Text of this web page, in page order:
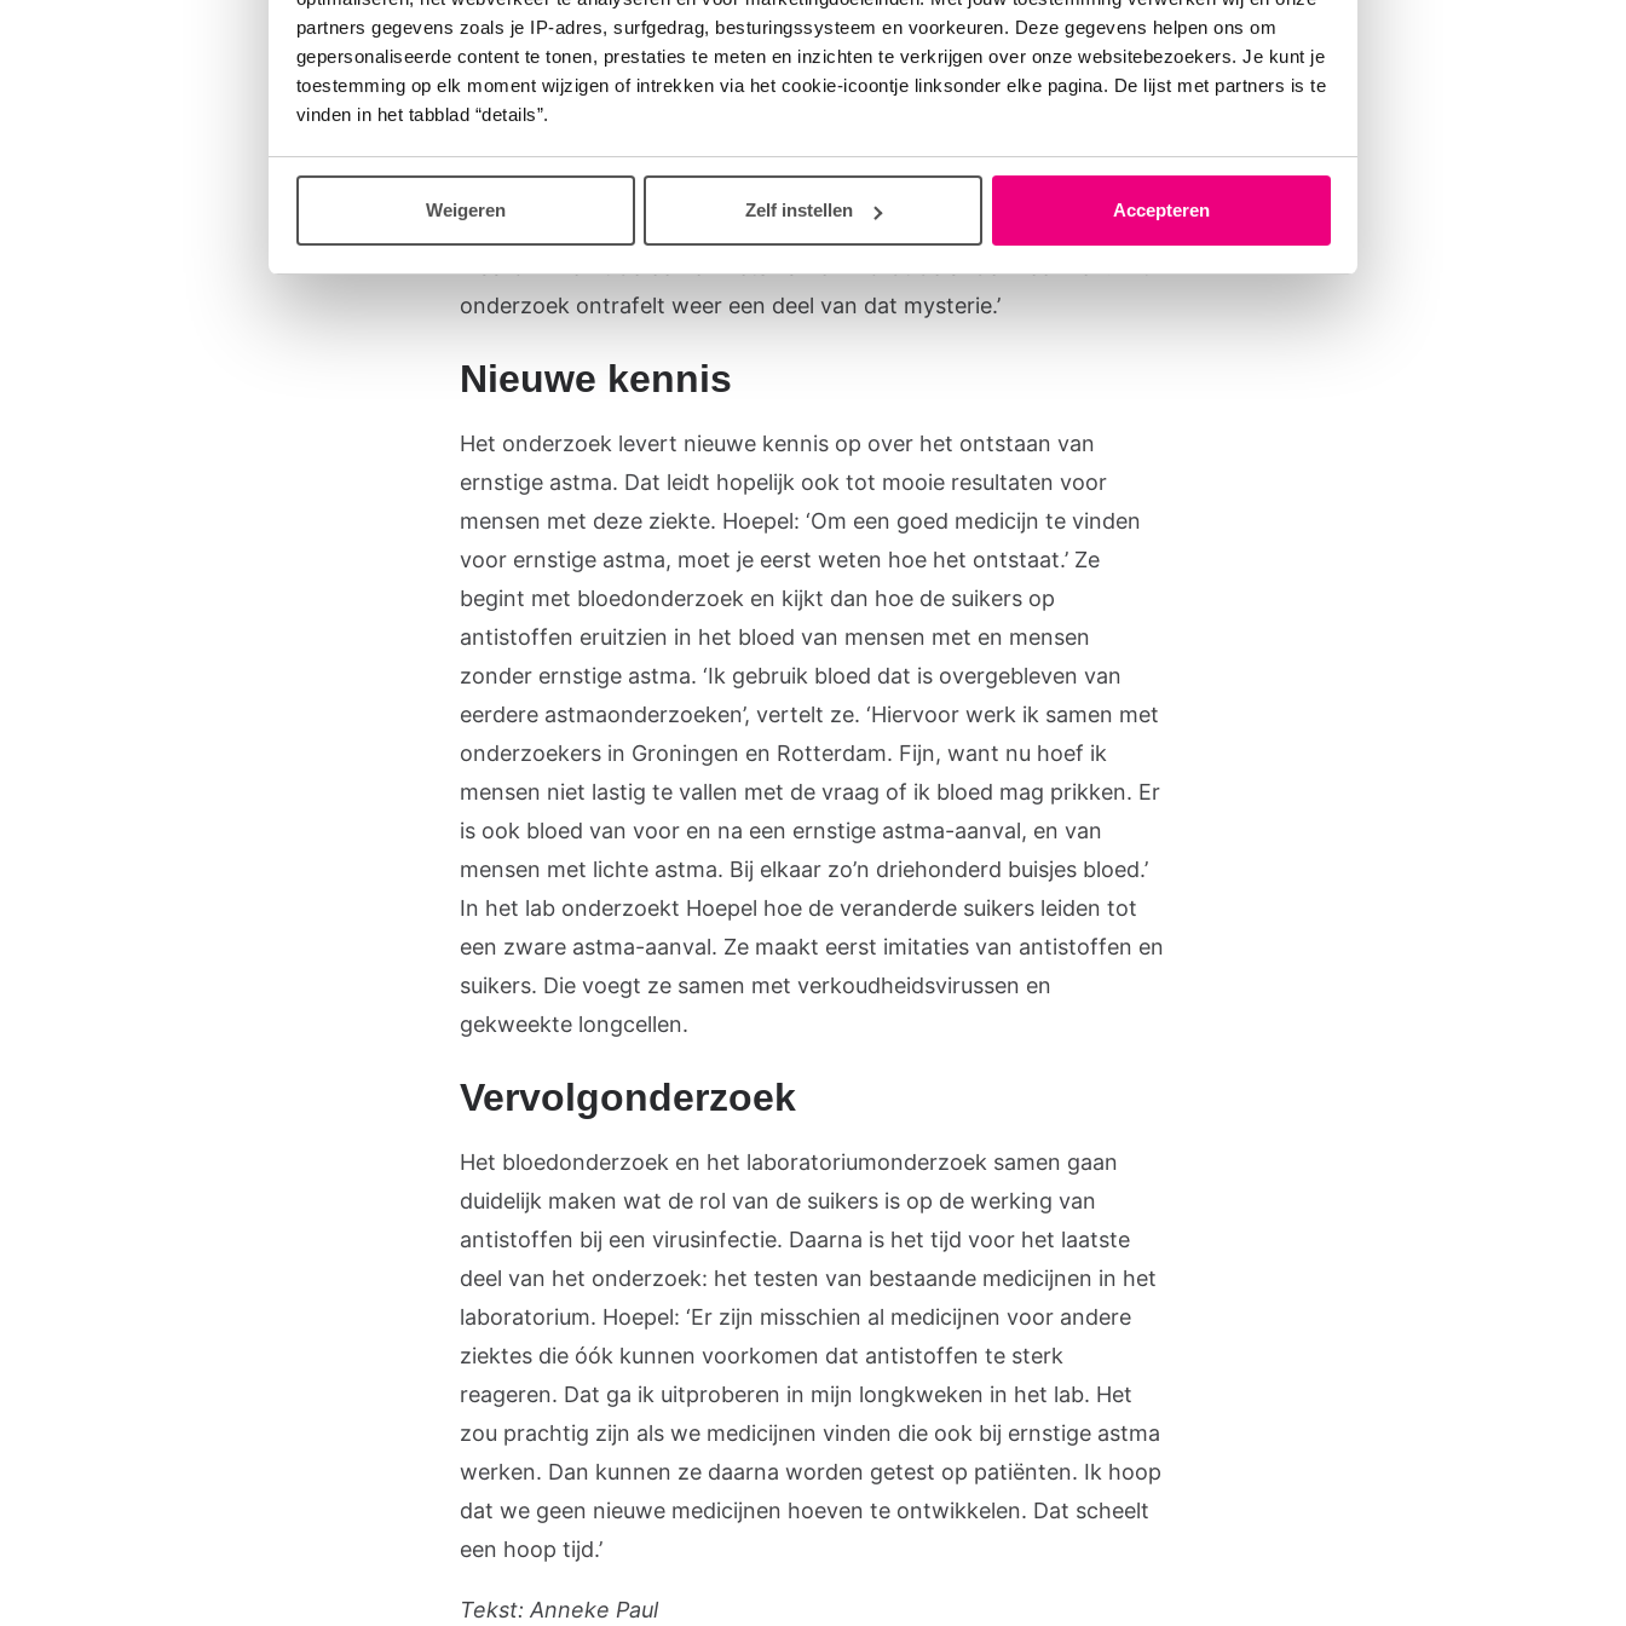
partners gegevens zoals je IP-adres, surfgedrag, besturingssysteem en voorkeuren. Deze gegevens helpen ons om
gepersonaliseerde content te tonen, prestaties te meten en inzichten te verkrijgen over onze websitebezoekers. Je kunt je
toestemming op elk moment wijzigen of intrekken via het cookie-icoontje linksonder elke pagina. De lijst met partners is te
vinden in het tabblad “details”.
Weigeren Zelf instellen Accepteren
suikers leidt tot een zware astma-aanval? Dat ga ik onderzoeken.’ In
haar onderzoek kijkt Hoepel dus naar ernstige astma-aanvallen die
ontstaan door een virusinfectie. Ze onderzoekt welke rol de suikers
op antistoffen daarbij spelen. Het is een belangrijk onderzoek. Vooral
Of zoals Hoepel zegt: ‘Iedereen krijgt verkoudheidsvirussen binnen.
Waarom merkt de één er niets van en wordt de ander heel ziek? Dit
onderzoek ontrafelt weer een deel van dat mysterie.’
Nieuwe kennis
Het onderzoek levert nieuwe kennis op over het ontstaan van
ernstige astma. Dat leidt hopelijk ook tot mooie resultaten voor
mensen met deze ziekte. Hoepel: ‘Om een goed medicijn te vinden
voor ernstige astma, moet je eerst weten hoe het ontstaat.’ Ze
begint met bloedonderzoek en kijkt dan hoe de suikers op
antistoffen eruitzien in het bloed van mensen met en mensen
zonder ernstige astma. ‘Ik gebruik bloed dat is overgebleven van
eerdere astmaonderzoeken’, vertelt ze. ‘Hiervoor werk ik samen met
onderzoekers in Groningen en Rotterdam. Fijn, want nu hoef ik
mensen niet lastig te vallen met de vraag of ik bloed mag prikken. Er
is ook bloed van voor en na een ernstige astma-aanval, en van
mensen met lichte astma. Bij elkaar zo’n driehonderd buisjes bloed.’
In het lab onderzoekt Hoepel hoe de veranderde suikers leiden tot
een zware astma-aanval. Ze maakt eerst imitaties van antistoffen en
suikers. Die voegt ze samen met verkoudheidsvirussen en
gekweekte longcellen.
Vervolgonderzoek
Het bloedonderzoek en het laboratoriumonderzoek samen gaan
duidelijk maken wat de rol van de suikers is op de werking van
antistoffen bij een virusinfectie. Daarna is het tijd voor het laatste
deel van het onderzoek: het testen van bestaande medicijnen in het
laboratorium. Hoepel: ‘Er zijn misschien al medicijnen voor andere
ziektes die óók kunnen voorkomen dat antistoffen te sterk
reageren. Dat ga ik uitproberen in mijn longkweken in het lab. Het
zou prachtig zijn als we medicijnen vinden die ook bij ernstige astma
werken. Dan kunnen ze daarna worden getest op patiënten. Ik hoop
dat we geen nieuwe medicijnen hoeven te ontwikkelen. Dat scheelt
een hoop tijd.’
Tekst: Anneke Paul